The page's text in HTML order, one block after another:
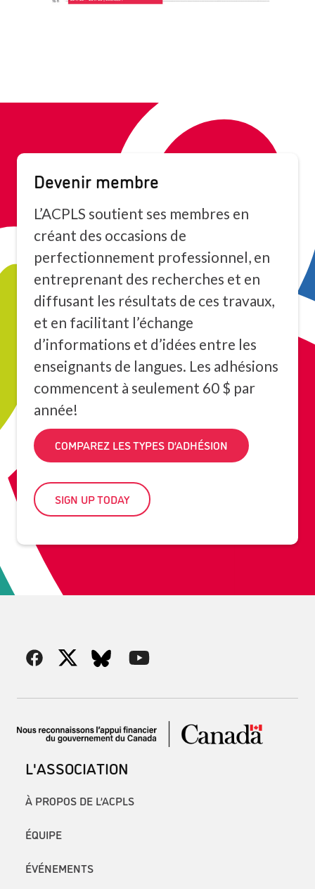
Devenir membre
L’ACPLS soutient ses membres en
créant des occasions de
perfectionnement professionnel, en
entreprenant des recherches et en
diffusant les résultats de ces travaux,
et en facilitant l’échange
d’informations et d’idées entre les
enseignants de langues. Les adhésions
commencent à seulement 60 $ par
année!
COMPAREZ LES TYPES D’ADHÉSION
SIGN UP TODAY
L'ASSOCIATION
À PROPOS DE L’ACPLS
ÉQUIPE
ÉVÉNEMENTS